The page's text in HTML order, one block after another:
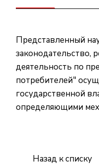
Представленный
деятельность по
потребителей"
государственной
определяющими
Назад к списку